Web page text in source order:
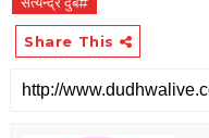
Share This